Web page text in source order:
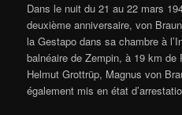
Dans le nuit du 21 au 22 mars
deuxième anniversaire, von
la Gestapo dans sa chambre à
balnéaire de Zempin, à 19 km de
Helmut Grottrüp, Magnus von
également mis en état